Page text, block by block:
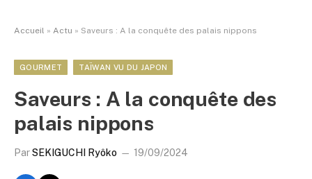
Accueil » Actu » Saveurs : A la conquête des palais nippons
GOURMET TAÏWAN VU DU JAPON
Saveurs : A la conquête des
palais nippons
ParSEKIGUCHI Ryôko 19/09/2024